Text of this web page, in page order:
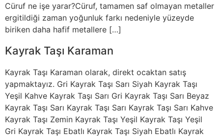
Cüruf ne işe yarar?Cüruf, tamamen saf olmayan metaller
ergitildiği zaman yoğunluk farkı nedeniyle yüzeyde
biriken daha hafif metallere […]
Kayrak Taşı Karaman
Kayrak Taşı Karaman olarak, direkt ocaktan satış
yapmaktayız. Gri Kayrak Taşı Sarı Siyah Kayrak Taşı
Yeşil Kahve Kayrak Taşı Sarı Gri Kayrak Taşı Sarı Beyaz
Kayrak Taşı Sarı Kayrak Taşı Sarı Kayrak Taşı Sarı Kahve
Kayrak Taşı Zemin Kayrak Taşı Yeşil Kayrak Taşı Yeşil
Gri Kayrak Taşı Ebatlı Kayrak Taşı Siyah Ebatlı Kayrak